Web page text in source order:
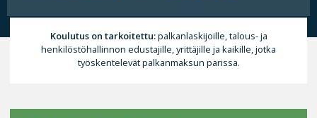
Koulutus on tarkoitettu:palkanlaskijoille, talous- ja
henkilöstöhallinnon edustajille, yrittäjille ja kaikille, jotka
työskentelevät palkanmaksun parissa.